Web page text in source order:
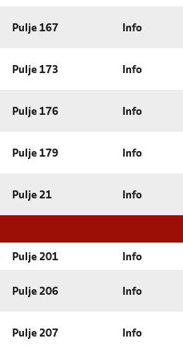
Pulje 167 Info
Pulje 173 Info
Pulje 176 Info
Pulje 179 Info
Pulje 21 Info
Pulje 201 Info
Pulje 206 Info
Pulje 207 Info